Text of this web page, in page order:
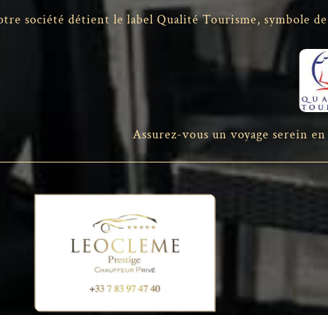
société détient le label Qualité Tourisme, symbole
Assurez-vous un voyage serein